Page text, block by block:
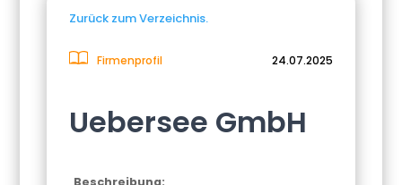
Zurück zum Verzeichnis.
Firmenprofil 24.07.2025
Uebersee GmbH